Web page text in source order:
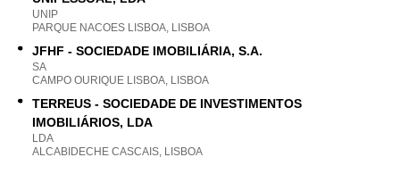
UNIP
PARQUE NACOES LISBOA, LISBOA
JFHF - SOCIEDADE IMOBILIÁRIA, S.A.
SA
CAMPO OURIQUE LISBOA, LISBOA
TERREUS - SOCIEDADE DE INVESTIMENTOS
IMOBILIÁRIOS, LDA
LDA
ALCABIDECHE CASCAIS, LISBOA